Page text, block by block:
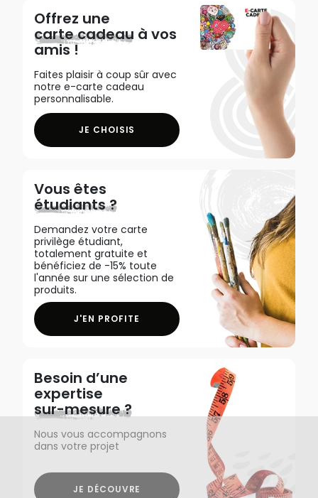
Offrez une
carte cadeau à vos
amis !
Faites plaisir à coup sûr avec
notre e-carte cadeau
personnalisable.
JE CHOISIS
Vous êtes
étudiants ?
Demandez votre carte
privilège étudiant,
totalement gratuite et
bénéficiez de -15% toute
l'année sur une sélection de
produits.
J'EN PROFITE
Besoin d’une
expertise
sur-mesure ?
Nous vous accompagnons
dans votre projet
JE DÉCOUVRE